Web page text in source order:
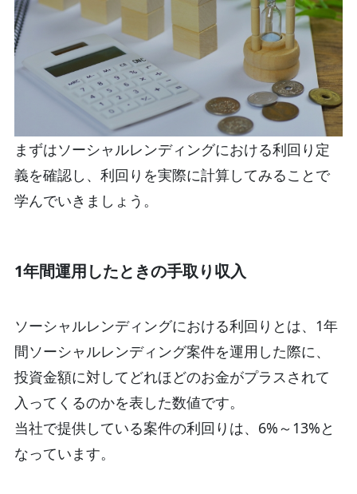
まずはソーシャルレンディングにおける利回り定
義を確認し、利回りを実際に計算してみることで
学んでいきましょう。
1年間運用したときの手取り収入
ソーシャルレンディングにおける利回りとは、1年
間ソーシャルレンディング案件を運用した際に、
投資金額に対してどれほどのお金がプラスされて
入ってくるのかを表した数値です。
当社で提供している案件の利回りは、6%～13%と
なっています。